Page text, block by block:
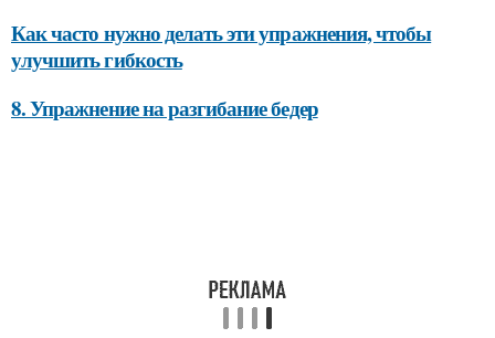
Как часто нужно делать эти упражнения, чтобы
улучшить гибкость
8. Упражнение на разгибание бедер